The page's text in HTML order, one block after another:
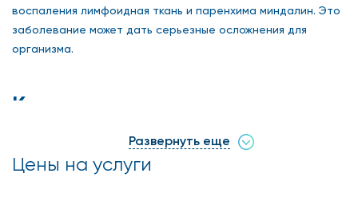
воспаления лимфоидная ткань и паренхима миндалин. Это
заболевание может дать серьезные осложнения для
организма.
Каковы причины
возникновения заболевания
В большинстве случаев болезнь вызывается
Развернуть еще
Цены на услуги